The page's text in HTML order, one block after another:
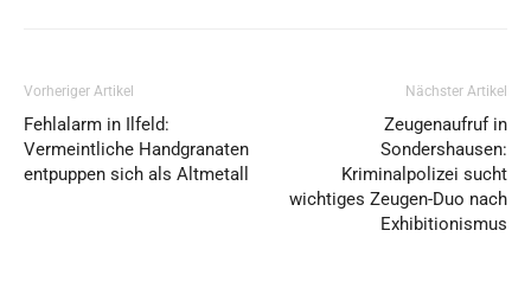
Vorheriger Artikel
Fehlalarm in Ilfeld:
Vermeintliche Handgranaten
entpuppen sich als Altmetall
Nächster Artikel
Zeugenaufruf in
Sondershausen:
Kriminalpolizei sucht
wichtiges Zeugen-Duo nach
Exhibitionismus